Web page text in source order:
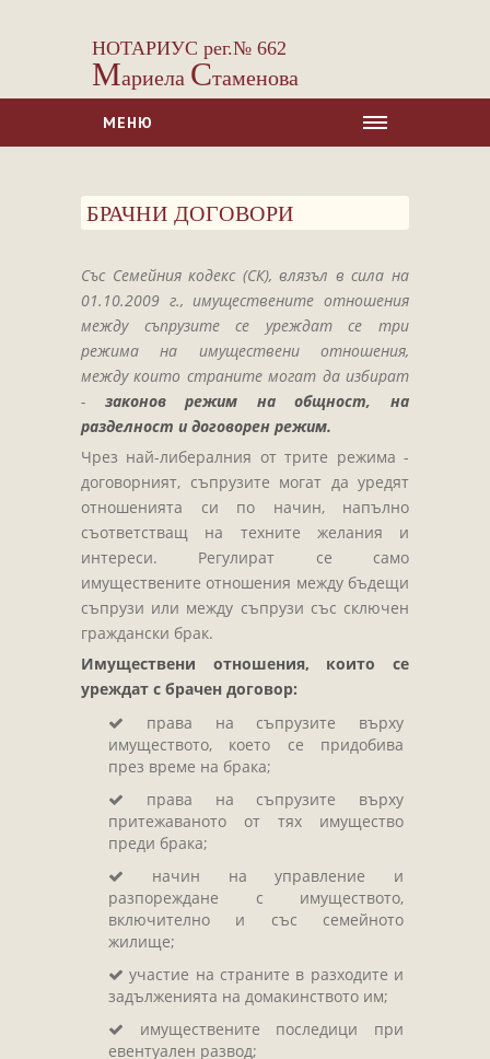
НОТАРИУС рег.№ 662
Мариела Стаменова
МЕНЮ
ЗА НАС
Сделки с недвижими имоти
Сделки с МПС
Ипотеки
Удостоверявания
Нотариални покани
Констативни протоколи
Завещания
Изготвяне на документи
Брачни договори
БЛАНКИ
ТАКСИ
ПОЛЕЗНА ИНФОРМАЦИЯ
КОНТАКТИ
БРАЧНИ ДОГОВОРИ
Със Семейния кодекс (СК), влязъл в сила на
01.10.2009 г., имуществените отношения
между съпрузите се уреждат се три
режима на имуществени отношения,
между които страните могат да избират
- законов режим на общност, на
разделност и договорен режим.
Чрез най-либералния от трите режима -
договорният, съпрузите могат да уредят
отношенията си по начин, напълно
съответстващ на техните желания и
интереси. Регулират се само
имуществените отношения между бъдещи
съпрузи или между съпрузи със сключен
граждански брак.
Имуществени отношения, които се
уреждат с брачен договор:
права на съпрузите върху
имуществото, което се придобива
през време на брака;
права на съпрузите върху
притежаваното от тях имущество
преди брака;
начин на управление и
разпореждане с имуществото,
включително и със семейното
жилище;
участие на страните в разходите и
задълженията на домакинството им;
имуществените последици при
евентуален развод;